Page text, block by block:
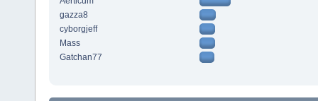
gazza8
cyborgjeff
Mass
Gatchan77